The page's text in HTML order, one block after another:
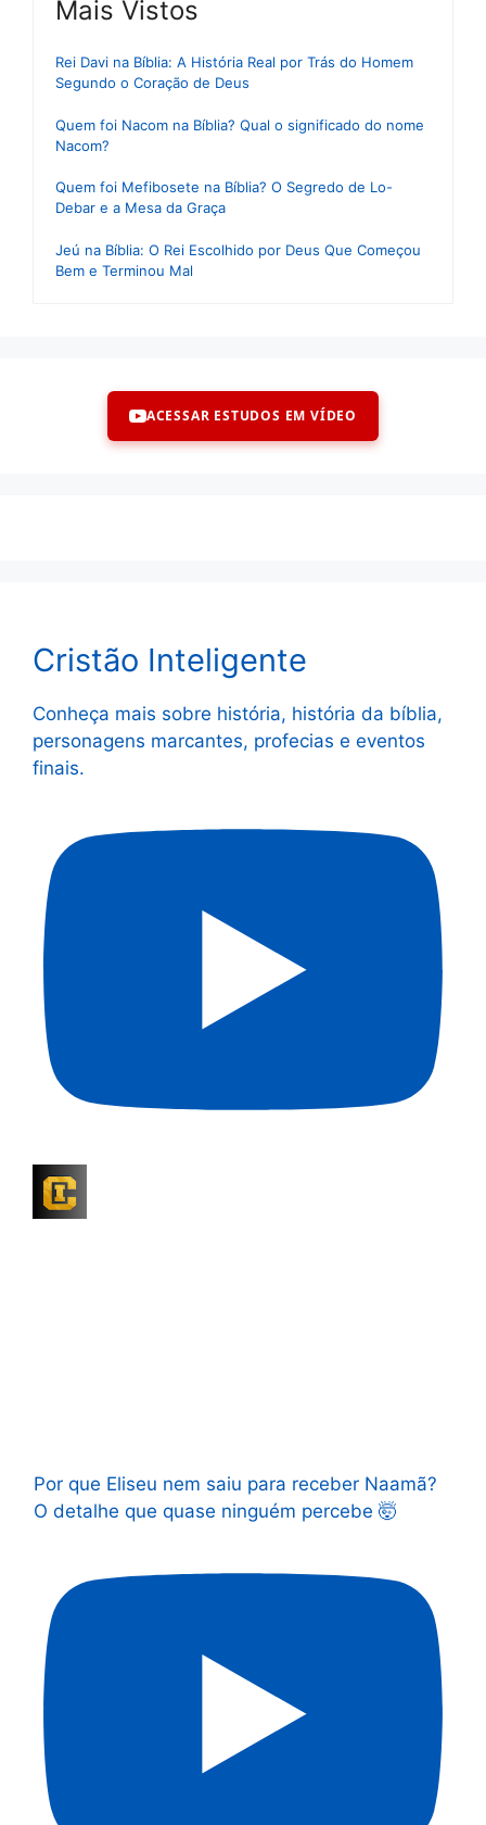
Mais Vistos
Rei Davi na Bíblia: A História Real por Trás do Homem
Segundo o Coração de Deus
Quem foi Nacom na Bíblia? Qual o significado do nome
Nacom?
Quem foi Mefibosete na Bíblia? O Segredo de Lo-
Debar e a Mesa da Graça
Jeú na Bíblia: O Rei Escolhido por Deus Que Começou
Bem e Terminou Mal
ACESSAR ESTUDOS EM VÍDEO
Cristão Inteligente
Conheça mais sobre história, história da bíblia,
personagens marcantes, profecias e eventos
finais.
Por que Eliseu nem saiu para receber Naamã?
O detalhe que quase ninguém percebe 🤯